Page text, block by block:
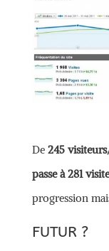
De 245
passe à 281
progression
FUTUR ?